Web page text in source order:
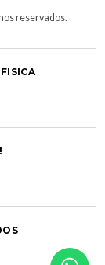
reservados.